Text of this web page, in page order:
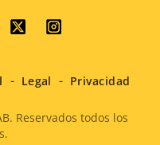
Reservados todos los
Legal Privacidad